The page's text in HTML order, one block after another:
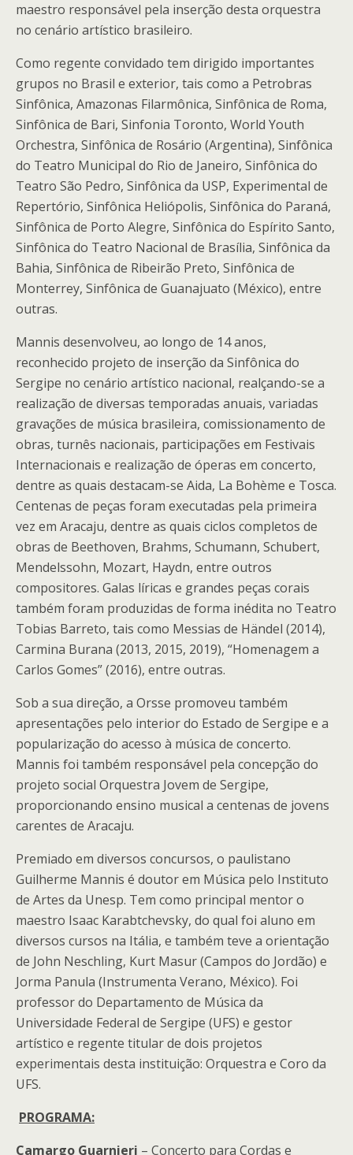
maestro responsável pela inserção desta orquestra
no cenário artístico brasileiro.
Como regente convidado tem dirigido importantes
grupos no Brasil e exterior, tais como a Petrobras
Sinfônica, Amazonas Filarmônica, Sinfônica de Roma,
Sinfônica de Bari, Sinfonia Toronto, World Youth
Orchestra, Sinfônica de Rosário (Argentina), Sinfônica
do Teatro Municipal do Rio de Janeiro, Sinfônica do
Teatro São Pedro, Sinfônica da USP, Experimental de
Repertório, Sinfônica Heliópolis, Sinfônica do Paraná,
Sinfônica de Porto Alegre, Sinfônica do Espírito Santo,
Sinfônica do Teatro Nacional de Brasília, Sinfônica da
Bahia, Sinfônica de Ribeirão Preto, Sinfônica de
Monterrey, Sinfônica de Guanajuato (México), entre
outras.
Mannis desenvolveu, ao longo de 14 anos,
reconhecido projeto de inserção da Sinfônica do
Sergipe no cenário artístico nacional, realçando-se a
realização de diversas temporadas anuais, variadas
gravações de música brasileira, comissionamento de
obras, turnês nacionais, participações em Festivais
Internacionais e realização de óperas em concerto,
dentre as quais destacam-se Aida, La Bohème e Tosca.
Centenas de peças foram executadas pela primeira
vez em Aracaju, dentre as quais ciclos completos de
obras de Beethoven, Brahms, Schumann, Schubert,
Mendelssohn, Mozart, Haydn, entre outros
compositores. Galas líricas e grandes peças corais
também foram produzidas de forma inédita no Teatro
Tobias Barreto, tais como Messias de Händel (2014),
Carmina Burana (2013, 2015, 2019), “Homenagem a
Carlos Gomes” (2016), entre outras.
Sob a sua direção, a Orsse promoveu também
apresentações pelo interior do Estado de Sergipe e a
popularização do acesso à música de concerto.
Mannis foi também responsável pela concepção do
projeto social Orquestra Jovem de Sergipe,
proporcionando ensino musical a centenas de jovens
carentes de Aracaju.
Premiado em diversos concursos, o paulistano
Guilherme Mannis é doutor em Música pelo Instituto
de Artes da Unesp. Tem como principal mentor o
maestro Isaac Karabtchevsky, do qual foi aluno em
diversos cursos na Itália, e também teve a orientação
de John Neschling, Kurt Masur (Campos do Jordão) e
Jorma Panula (Instrumenta Verano, México). Foi
professor do Departamento de Música da
Universidade Federal de Sergipe (UFS) e gestor
artístico e regente titular de dois projetos
experimentais desta instituição: Orquestra e Coro da
UFS.
PROGRAMA:
Camargo Guarnieri – Concerto para Cordas e